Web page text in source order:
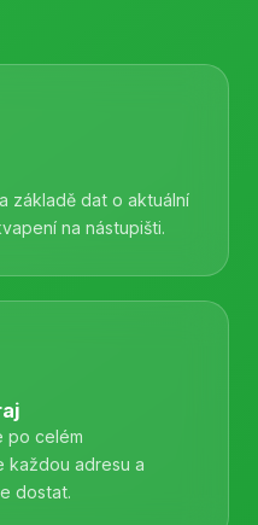
základě dat o aktuální
na nástupišti.
po celém
každou adresu a
dostat.